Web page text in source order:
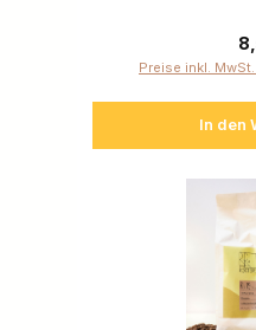
Preise inkl.
In den